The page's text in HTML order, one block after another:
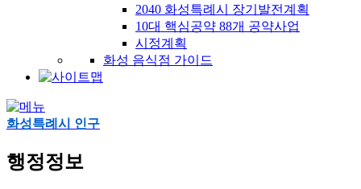
2040 화성특례시 장기발전계획
10대 핵심공약 88개 공약사업
시정계획
화성 음식점 가이드
화성특례시 인구
행정정보